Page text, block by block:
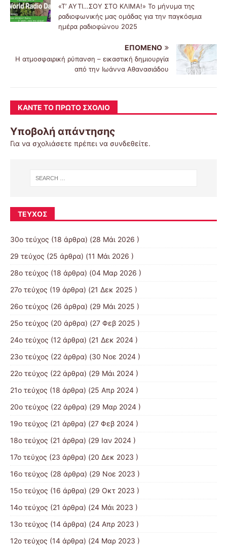
«Τ’ ΑΥΤΙ…ΣΟΥ ΣΤΟ ΚΛΙΜΑ!» Το μήνυμα της
ραδιοφωνικής μας ομάδας για την παγκόσμια
ημέρα ραδιοφώνου 2025
ΕΠΌΜΕΝΟ
Η ατμοσφαιρική ρύπανση – εικαστική δημιουργία
από την Ιωάννα Αθανασιάδου
ΚΆΝΤΕ ΤΟ ΠΡΏΤΟ ΣΧΌΛΙΟ
Υποβολή απάντησης
Για να σχολιάσετε πρέπει να συνδεθείτε.
ΤΕΎΧΟΣ
30ο τεύχος (18 άρθρα) (28 Μάι 2026 )
29 τεύχος (25 άρθρα) (11 Μάι 2026 )
28ο τεύχος (18 άρθρα) (04 Μαρ 2026 )
27ο τεύχος (19 άρθρα) (21 Δεκ 2025 )
26ο τεύχος (26 άρθρα) (29 Μάι 2025 )
25ο τεύχος (20 άρθρα) (27 Φεβ 2025 )
24ο τεύχος (12 άρθρα) (21 Δεκ 2024 )
23ο τεύχος (22 άρθρα) (30 Νοε 2024 )
22ο τεύχος (22 άρθρα) (29 Μάι 2024 )
21o τεύχος (18 άρθρα) (25 Απρ 2024 )
20ο τεύχος (22 άρθρα) (29 Μαρ 2024 )
19ο τεύχος (21 άρθρα) (27 Φεβ 2024 )
18ο τεύχος (21 άρθρα) (29 Ιαν 2024 )
17o τεύχος (23 άρθρα) (20 Δεκ 2023 )
16ο τεύχος (28 άρθρα) (29 Νοε 2023 )
15ο τεύχος (16 άρθρα) (29 Οκτ 2023 )
14ο τεύχος (21 άρθρα) (24 Μάι 2023 )
13ο τεύχος (14 άρθρα) (24 Απρ 2023 )
12ο τεύχος (14 άρθρα) (24 Μαρ 2023 )